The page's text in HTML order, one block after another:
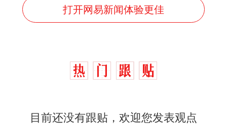
打开网易新闻体验更佳
目前还没有跟贴，欢迎您发表观点